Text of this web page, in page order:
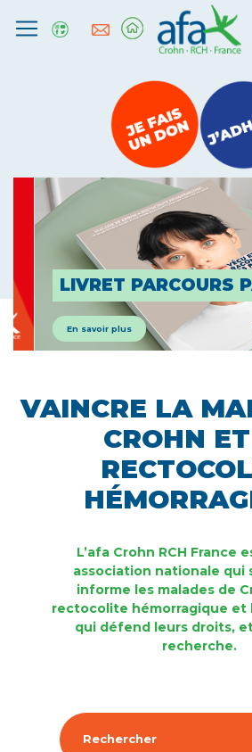
LIVRET PARCOURS
En savoir plus
VAINCRE LA
CROHN
L’afa Crohn RCH France
association nationale
informe les malades de
rectocolite hémorragique et
qui défend leurs droits,
recherche.